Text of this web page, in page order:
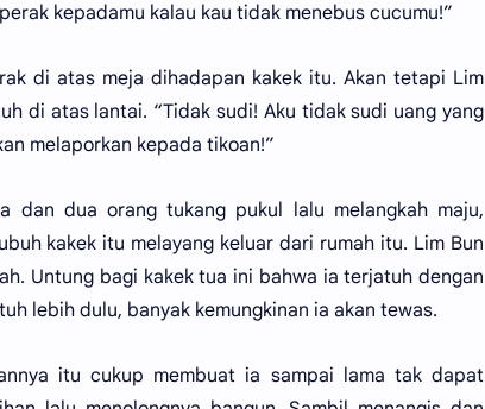
kepadamu kalau kau tidak menebus cucumu!”
di atas meja dihadapan kakek itu. Akan tetapi Lim
di atas lantai. “Tidak sudi! Aku tidak sudi uang yang
melaporkan kepada tikoan!”
dan dua orang tukang pukul lalu melangkah maju,
kakek itu melayang keluar dari rumah itu. Lim Bun
Untung bagi kakek tua ini bahwa ia terjatuh dengan
lebih dulu, banyak kemungkinan ia akan tewas.
itu cukup membuat ia sampai lama tak dapat